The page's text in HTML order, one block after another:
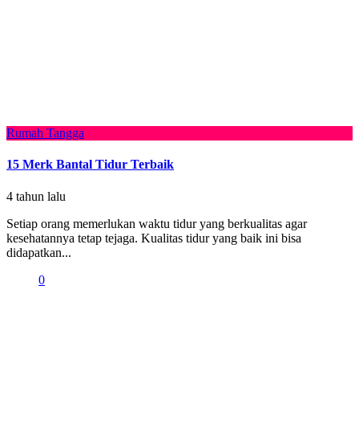
Rumah Tangga
15 Merk Bantal Tidur Terbaik
4 tahun lalu
Setiap orang memerlukan waktu tidur yang berkualitas agar
kesehatannya tetap tejaga. Kualitas tidur yang baik ini bisa
didapatkan...
0